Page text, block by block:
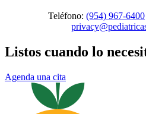
Teléfono: (954) 967-6400
Listos cuando lo
Agenda una cita